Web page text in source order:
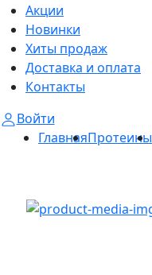
Акции
Новинки
Хиты продаж
Доставка и оплата
Контакты
Войти
ГлавнаяПротеины